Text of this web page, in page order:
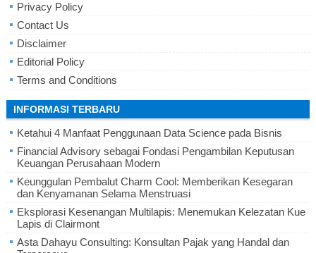
Privacy Policy
Contact Us
Disclaimer
Editorial Policy
Terms and Conditions
INFORMASI TERBARU
Ketahui 4 Manfaat Penggunaan Data Science pada Bisnis
Financial Advisory sebagai Fondasi Pengambilan Keputusan
Keuangan Perusahaan Modern
Keunggulan Pembalut Charm Cool: Memberikan Kesegaran
dan Kenyamanan Selama Menstruasi
Eksplorasi Kesenangan Multilapis: Menemukan Kelezatan Kue
Lapis di Clairmont
Asta Dahayu Consulting: Konsultan Pajak yang Handal dan